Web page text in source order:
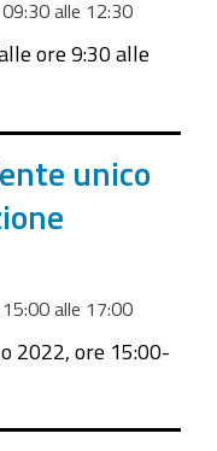
09:30alle 12:30
ore 9:30 alle
unico
15:00alle 17:00
2022, ore 15:00-